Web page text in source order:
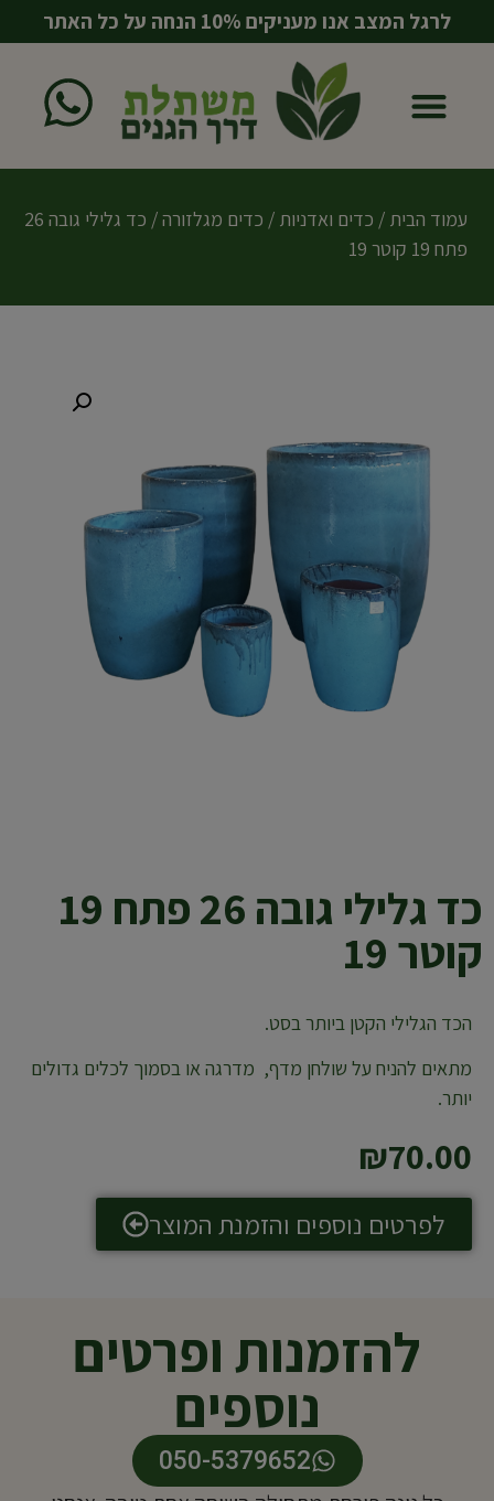
לרגל המצב אנו מעניקים 10% הנחה על כל האתר
עמוד הבית / כדים ואדניות / כדים מגלזורה
/ כד גלילי גובה 26
פתח 19 קוטר 19
כד גלילי גובה 26 פתח 19
קוטר 19
הכד הגלילי הקטן ביותר בסט.
מתאים להניח על שולחן מדף, מדרגה או בסמוך לכלים גדולים
יותר.
₪70.00
לפרטים נוספים והזמנת המוצר
להזמנות ופרטים
נוספים
050-5379652